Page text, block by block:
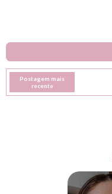
Postagem mais
recente